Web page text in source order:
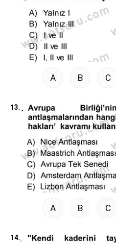
A B C
13.
A B C
14.